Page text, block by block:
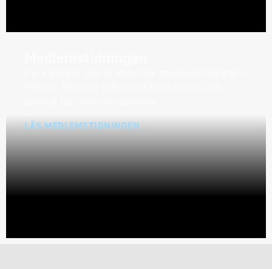
LÄS MEDLEMSTIDNINGEN